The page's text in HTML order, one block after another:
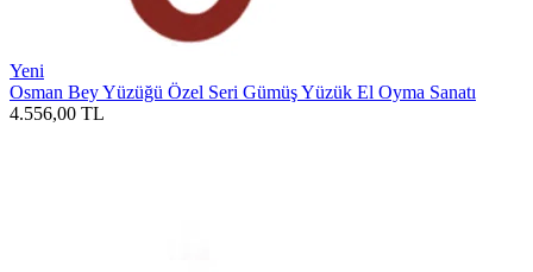
Yeni
Osman Bey Yüzüğü Özel Seri Gümüş Yüzük El Oyma Sanatı
4.556,00 TL